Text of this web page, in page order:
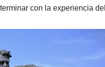
con la experiencia